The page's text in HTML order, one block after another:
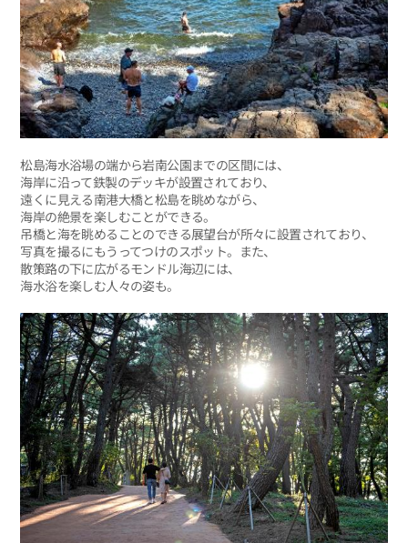
松島海水浴場の端から岩南公園までの区間には、
海岸に沿って鉄製のデッキが設置されており、
遠くに見える南港大橋と松島を眺めながら、
海岸の絶景を楽しむことができる。
吊橋と海を眺めることのできる展望台が所々に設置されており、
写真を撮るにもうってつけのスポット。また、
散策路の下に広がるモンドル海辺には、
海水浴を楽しむ人々の姿も。